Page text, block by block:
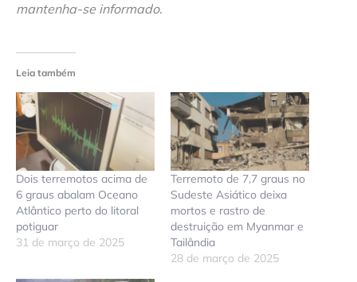
mantenha-se informado.
Leia também
Dois terremotos acima de
6 graus abalam Oceano
Atlântico perto do litoral
potiguar
31 de março de 2025
Terremoto de 7,7 graus no
Sudeste Asiático deixa
mortos e rastro de
destruição em Myanmar e
Tailândia
28 de março de 2025